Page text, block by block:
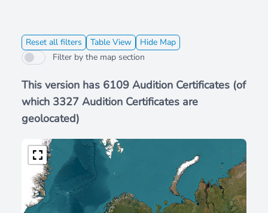
Reset all filters Table View
Hide Map
Filter by the map section
This version has 6109 Audition Certificates (of
which 3327 Audition Certificates are
geolocated)